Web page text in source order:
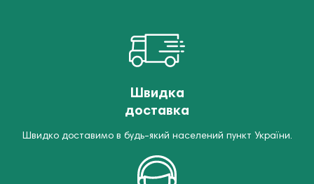
Швидка
доставка
Швидко доставимо в будь-який населений пункт України.